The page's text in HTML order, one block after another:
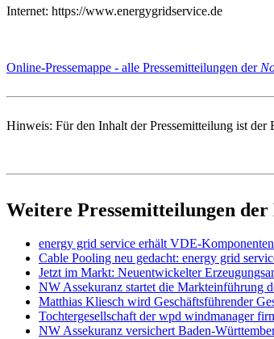
Internet: https://www.energygridservice.de
Online-Pressemappe - alle Pressemitteilungen der
Hinweis: Für den Inhalt der Pressemitteilung ist
Weitere Pressemitteilungen der
energy grid service erhält VDE-
Cable Pooling neu gedacht: energy grid
Jetzt im Markt: Neuentwickelter
NW Assekuranz startet die Markteinführung
Matthias Kliesch wird Geschäftsführender
Tochtergesellschaft der wpd windmanager
NW Assekuranz versichert Baden-